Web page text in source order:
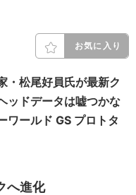
お気に入り
・松尾好員氏が最新ク
ッドデータは嘘つかな
ワールド GS プロトタ
へ進化